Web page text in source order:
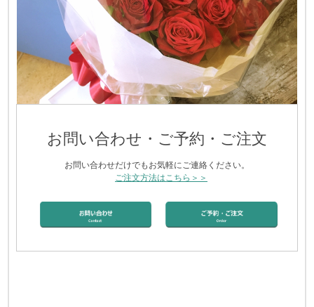
お問い合わせ・ご予約・ご注文
お問い合わせだけでもお気軽にご連絡ください。
ご注文方法はこちら＞＞